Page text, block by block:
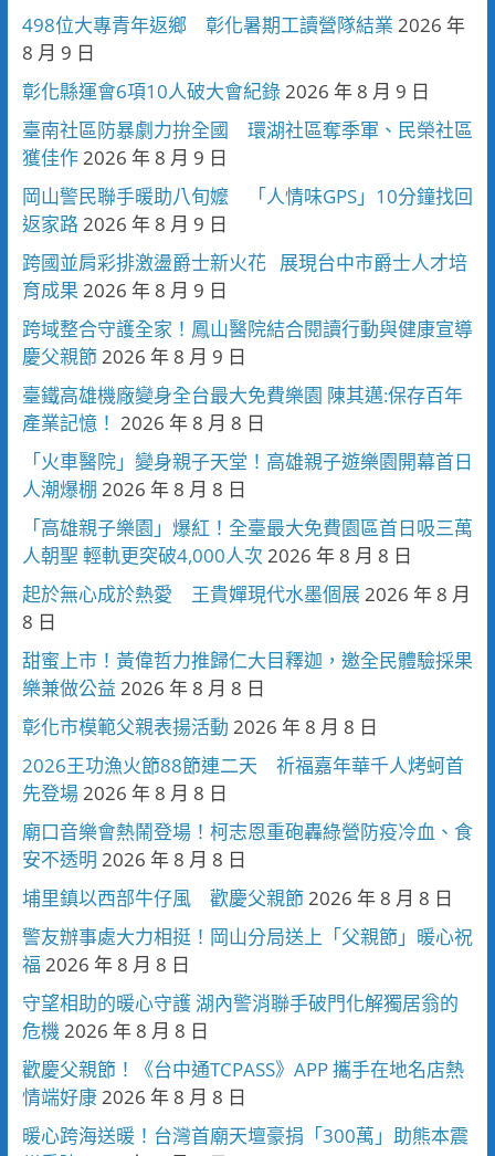
498位大專青年返鄉 彰化暑期工讀營隊結業 2026 年
8 月 9 日
彰化縣運會6項10人破大會紀錄 2026 年 8 月 9 日
臺南社區防暴劇力拚全國 環湖社區奪季軍、民榮社區
獲佳作 2026 年 8 月 9 日
岡山警民聯手暖助八旬嬤 「人情味GPS」10分鐘找回
返家路 2026 年 8 月 9 日
跨國並肩彩排激盪爵士新火花 展現台中市爵士人才培
育成果 2026 年 8 月 9 日
跨域整合守護全家！鳳山醫院結合閱讀行動與健康宣導
慶父親節 2026 年 8 月 9 日
臺鐵高雄機廠變身全台最大免費樂園 陳其邁:保存百年
產業記憶！ 2026 年 8 月 8 日
「火車醫院」變身親子天堂！高雄親子遊樂園開幕首日
人潮爆棚 2026 年 8 月 8 日
「高雄親子樂園」爆紅！全臺最大免費園區首日吸三萬
人朝聖 輕軌更突破4,000人次 2026 年 8 月 8 日
起於無心成於熱愛 王貴嬋現代水墨個展 2026 年 8 月
8 日
甜蜜上市！黃偉哲力推歸仁大目釋迦，邀全民體驗採果
樂兼做公益 2026 年 8 月 8 日
彰化市模範父親表揚活動 2026 年 8 月 8 日
2026王功漁火節88節連二天 祈福嘉年華千人烤蚵首
先登場 2026 年 8 月 8 日
廟口音樂會熱鬧登場！柯志恩重砲轟綠營防疫冷血、食
安不透明 2026 年 8 月 8 日
埔里鎮以西部牛仔風 歡慶父親節 2026 年 8 月 8 日
警友辦事處大力相挺！岡山分局送上「父親節」暖心祝
福 2026 年 8 月 8 日
守望相助的暖心守護 湖內警消聯手破門化解獨居翁的
危機 2026 年 8 月 8 日
歡慶父親節！《台中通TCPASS》APP 攜手在地名店熱
情端好康 2026 年 8 月 8 日
暖心跨海送暖！台灣首廟天壇豪捐「300萬」助熊本震